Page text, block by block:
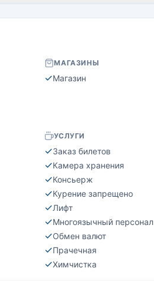
МАГАЗИНЫ
Магазин
УСЛУГИ
Заказ билетов
Камера хранения
Консьерж
Курение запрещено
Лифт
Многоязычный персонал
Обмен валют
Прачечная
Химчистка